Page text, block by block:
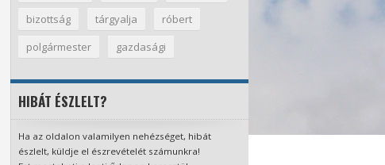
bizottság
tárgyalja
róbert
polgármester
gazdasági
HIBÁT ÉSZLELT?
Ha az oldalon valamilyen nehézséget, hibát
észlelt, küldje el észrevételét számunkra!